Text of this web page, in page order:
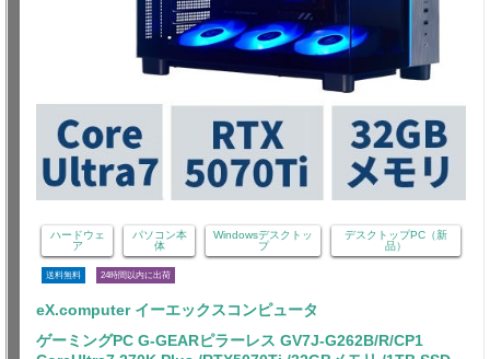
ハードウェ
ア
パソコン本
体
Windowsデスクトッ
プ
デスクトップPC（新
品）
送料無料 24時間以内に出荷
eX.computer イーエックスコンピュータ
ゲーミングPC G-GEARピラーレス GV7J-G262B/R/CP1